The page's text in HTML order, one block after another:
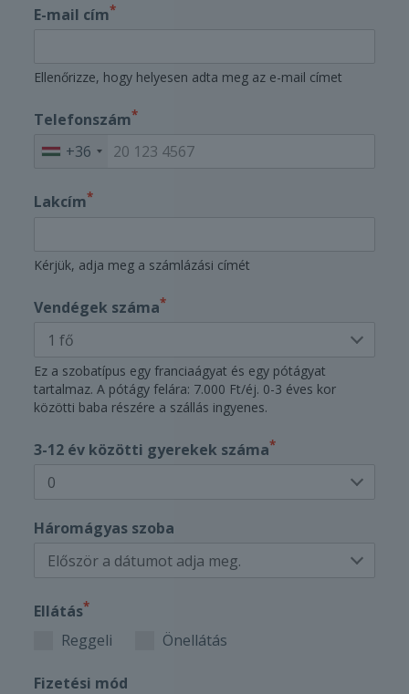
E-mail cím*
Ellenőrizze, hogy helyesen adta meg az e-mail címet
Telefonszám*
+36
Lakcím*
Kérjük, adja meg a számlázási címét
Vendégek száma*
Ez a szobatípus egy franciaágyat és egy pótágyat
tartalmaz. A pótágy felára: 7.000 Ft/éj. 0-3 éves kor
közötti baba részére a szállás ingyenes.
3-12 év közötti gyerekek száma*
Háromágyas szoba
Ellátás*
Reggeli Önellátás
Fizetési mód